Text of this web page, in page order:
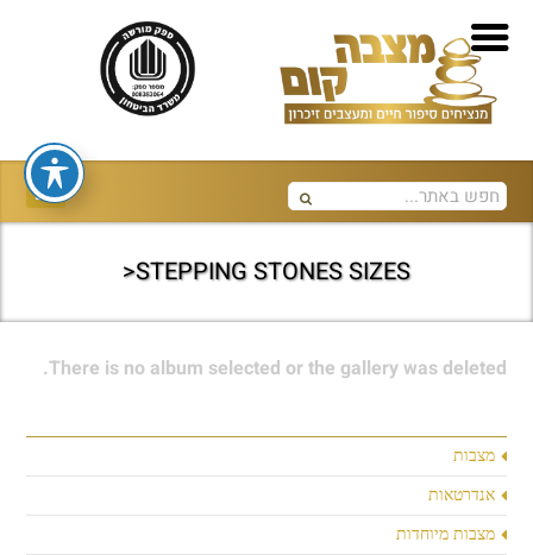
STEPPING STONES SIZES<
מצבות
אנדרטאות
מצבות מיוחדות
There is no album selected or the gallery was deleted.